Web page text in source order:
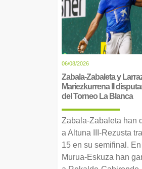
06/08/2026
Zabala-Zabaleta y
Mariezkurrena II
del Torneo La Blanca
Zabala-Zabaleta han
a Altuna III-Rezusta
15 en su semifinal.
Murua-Eskuza han